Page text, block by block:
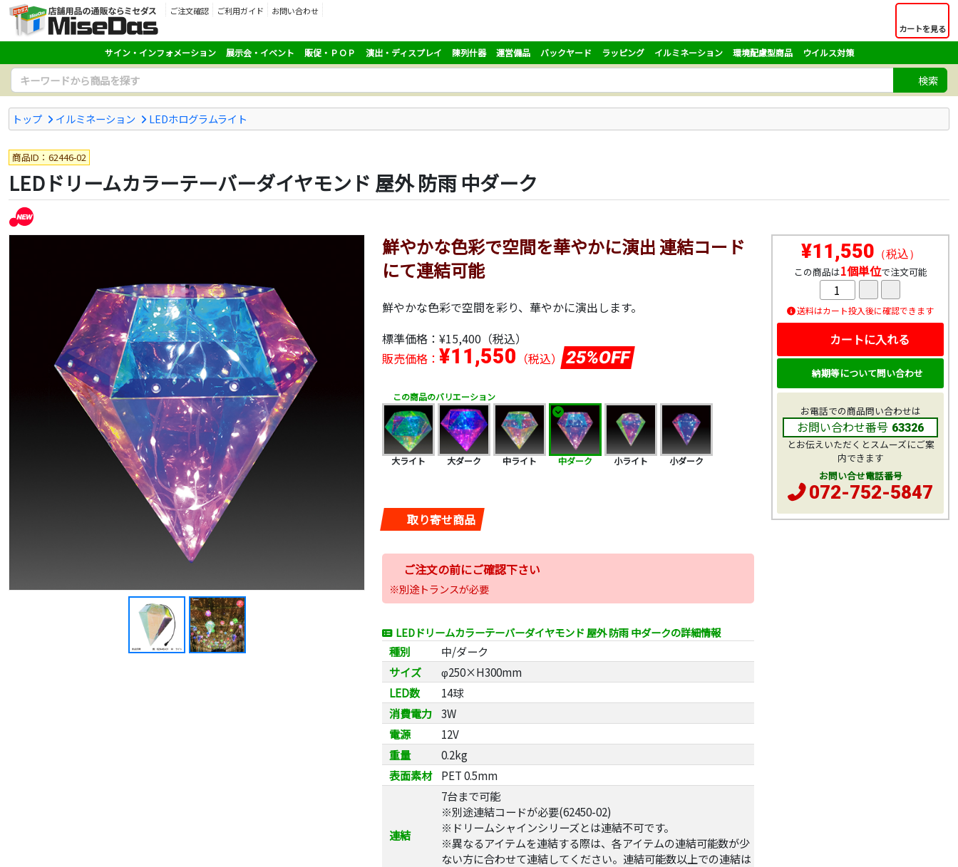
ご注文確認 ご利用ガイド
お問い合わせ
カートを見る
サイン・インフォメーション 展示会・イベント 販促・ＰＯＰ 演出・ディスプレイ 陳列什器 運営備品 バックヤード ラッピング イルミネーション 環境配慮型商品 ウイルス対策
検索
トップ イルミネーション LEDホログラムライト
商品ID：62446-02
LEDドリームカラーテーバーダイヤモンド 屋外 防雨 中ダーク
鮮やかな色彩で空間を華やかに演出 連結コード
にて連結可能
鮮やかな色彩で空間を彩り、華やかに演出します。
標準価格： ¥15,400 （税込）
販売価格： ¥11,550 （税込） 25%OFF
この商品のバリエーション
大ライト 大ダーク 中ライト 中ダーク 小ライト 小ダーク
取り寄せ商品
ご注文の前にご確認下さい
※別途トランスが必要
LEDドリームカラーテーバーダイヤモンド 屋外 防雨 中ダークの詳細情報
種別
中/ダーク
サイズ
φ250×H300mm
LED数
14球
消費電力 3W
電源
12V
重量
0.2kg
表面素材
PET 0.5mm
連結
7台まで可能
※別途連結コードが必要(62450-02)
※ドリームシャインシリーズとは連結不可です。
※異なるアイテムを連結する際は、各アイテムの連結可能数が少
ない方に合わせて連結してください。連結可能数以上での連結は
¥11,550 （税込）
この商品は1個単位で注文可能
送料はカート投入後に確認できます
カートに入れる
納期等について問い合わせ
お電話での商品問い合わせは
お問い合わせ番号 63326
とお伝えいただくとスムーズにご案
内できます
お問い合せ電話番号
072-752-5847